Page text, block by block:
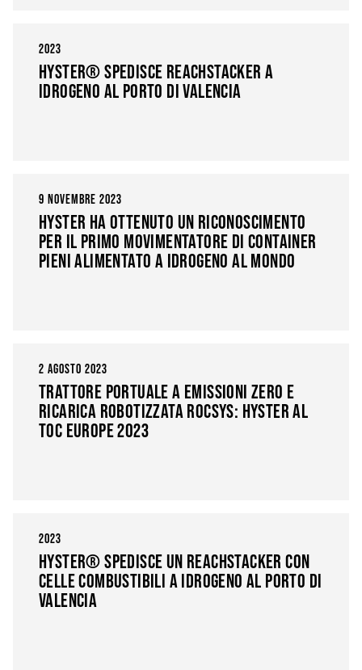
2023
HYSTER® SPEDISCE REACHSTACKER A
IDROGENO AL PORTO DI VALENCIA
9 NOVEMBRE 2023
HYSTER HA OTTENUTO UN RICONOSCIMENTO
PER IL PRIMO MOVIMENTATORE DI CONTAINER
PIENI ALIMENTATO A IDROGENO AL MONDO
2 AGOSTO 2023
TRATTORE PORTUALE A EMISSIONI ZERO E
RICARICA ROBOTIZZATA ROCSYS: HYSTER AL
TOC EUROPE 2023
2023
HYSTER® SPEDISCE UN REACHSTACKER CON
CELLE COMBUSTIBILI A IDROGENO AL PORTO DI
VALENCIA